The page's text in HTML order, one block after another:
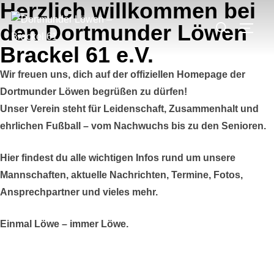
Zum
Inhalt
springen
Suchen
nach:
Herzlich willkommen bei
den Dortmunder Löwen
Brackel 61 e.V.
Wir freuen uns, dich auf der offiziellen Homepage der
Dortmunder Löwen begrüßen zu dürfen!
Unser Verein steht für Leidenschaft, Zusammenhalt und
ehrlichen Fußball – vom Nachwuchs bis zu den Senioren.
Hier findest du alle wichtigen Infos rund um unsere
Mannschaften, aktuelle Nachrichten, Termine, Fotos,
Ansprechpartner und vieles mehr.
Einmal Löwe – immer Löwe.